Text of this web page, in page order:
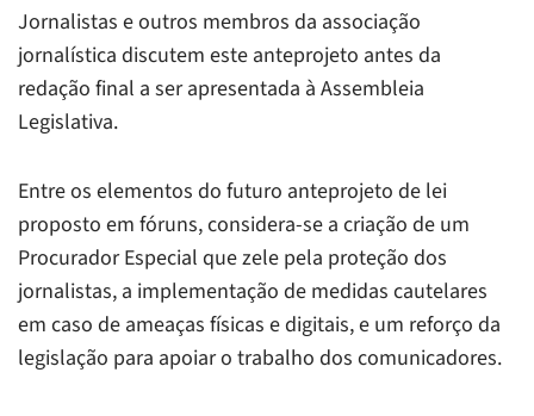
Jornalistas e outros membros da associação
jornalística discutem este anteprojeto antes da
redação final a ser apresentada à Assembleia
Legislativa.
Entre os elementos do futuro anteprojeto de lei
proposto em fóruns, considera-se a criação de um
Procurador Especial que zele pela proteção dos
jornalistas, a implementação de medidas cautelares
em caso de ameaças físicas e digitais, e um reforço da
legislação para apoiar o trabalho dos comunicadores.